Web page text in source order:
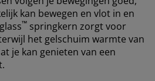
kan bewegen en vlot in en
™ springkern zorgt voor
het gelschuim warmte van
je kan genieten van een